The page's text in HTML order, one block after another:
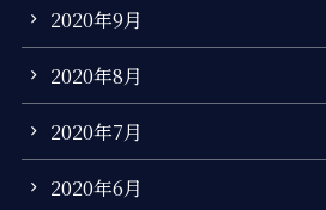
2020年9月
2020年8月
2020年7月
2020年6月